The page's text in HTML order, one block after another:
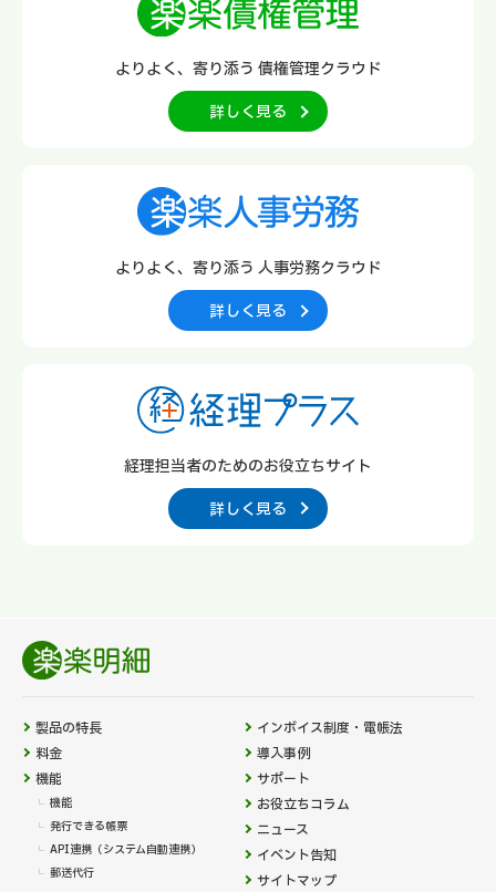
よりよく、寄り添う 債権管理クラウド
詳しく見る
よりよく、寄り添う 人事労務クラウド
詳しく見る
経理担当者のためのお役立ちサイト
詳しく見る
製品の特長
料金
機能
機能
発行できる帳票
API連携（システム自動連携）
郵送代行
インボイス制度・電帳法
導入事例
サポート
お役立ちコラム
ニュース
イベント告知
サイトマップ